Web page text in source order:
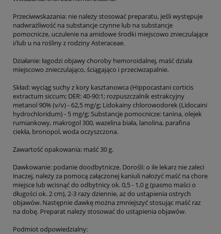
Przeciwwskazania: nie należy stosować preparatu, jeśli występuje
nadwrażliwość na substancje czynne lub na substancje
pomocnicze, uczulenie na amidowe środki miejscowo znieczulające
i/lub u na rośliny z rodziny Asteraceae.
Działanie: łagodzi objawy choroby hemoroidalnej, maść działa
miejscowo znieczulająco, ściągająco i przeciwzapalnie.
Skład: wyciąg suchy z kory kasztanowca (Hippocastani corticis
extractum siccum; DER: 40-90:1; rozpuszczalnik estrakcyjny
metanol 90% (v/v) - 62,5 mg/g; Lidokainy chlorowodorek (Lidocaini
hydrochloridum) - 5 mg/g; Substancje pomocnicze: tanina, olejek
rumiankowy, makrogol 300, wazelina biała, lanolina, parafina
ciekła, bronopol, woda oczyszczona.
Zawartość opakowania: maść 30 g.
Dawkowanie: podanie doodbytnicze. Dorośli: o ile lekarz nie zaleci
inaczej, należy za pomocą załączonej kaniuli nałożyć maść na chore
miejsce lub wcisnąć do odbytnicy ok. 0,5 - 1,0 g (pasmo maści o
długości ok. 2 cm), 2-3 razy dziennie, aż do ustąpienia ostrych
objawów. Następnie dawkę można zmniejszyć stosując maść raz
na dobę. Preparat należy stosować do ustąpienia objawów.
Podmiot odpowiedzialny: